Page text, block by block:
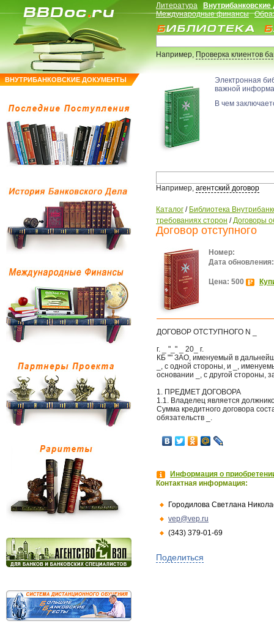
ВНУТРИБАНКОВСКИЕ ДОКУМЕНТЫ
Литература
Международные финансы
Например,Проверка клиентов
Электронная
важной
В чем
Например, агентский договор
Каталог / Библиотека
требованиях сторон /Договоры
Договор отступного
Номер:
Дата обновления:
Цена: 500
ДОГОВОР ОТСТУПНОГО N _
г. _ "_" _ 20_ г.
КБ "" ЗАО, именуемый в
_, с одной стороны, и _,
основании _, с другой стороны,
1. ПРЕДМЕТ ДОГОВОРА
1.1. Владелец является
Сумма кредитного договора
обязательств _.
Информация о
Контактная информация:
Городилова Светлана
vep@vep.ru
(343) 379-01-69
Поделиться